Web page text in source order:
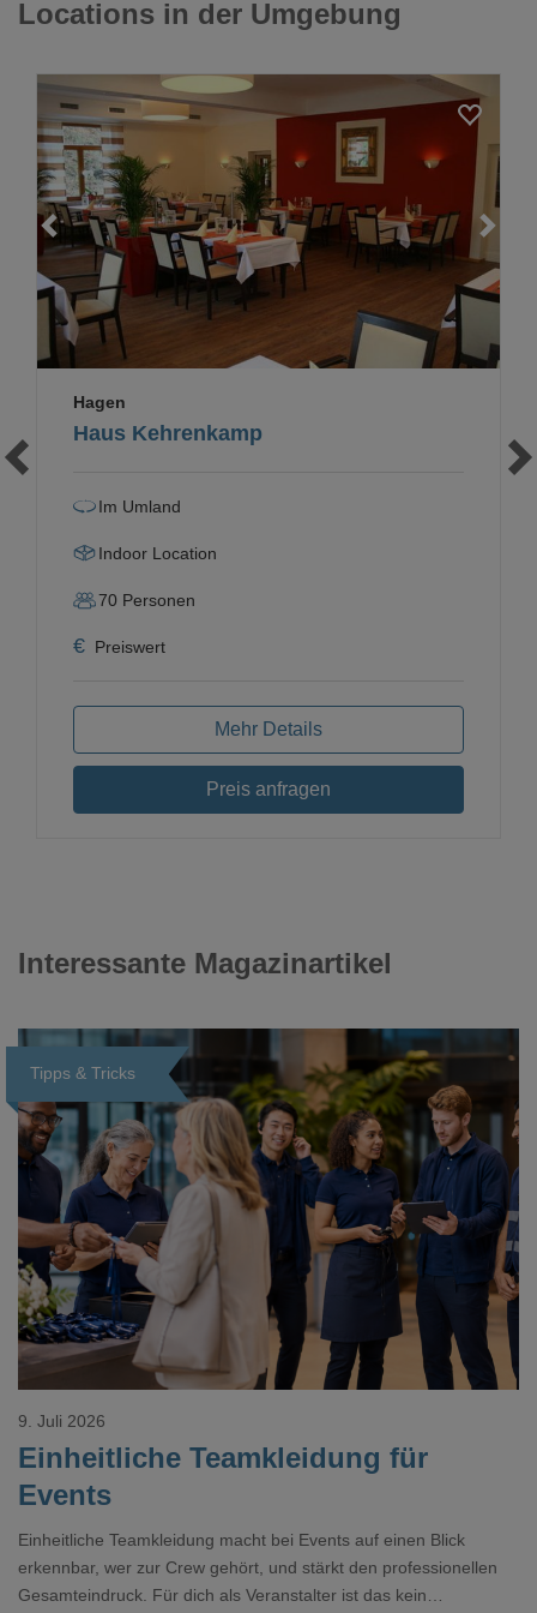
Locations in der Umgebung
Loading...
Haus Kehrenkamp
Hagen
Im Umland
Indoor Location
70 Personen
€ Preiswert
Mehr Details
Preis anfragen
Interessante Magazinartikel
Tipps & Tricks
Loading...
Einheitliche Teamkleidung für
Events
9. Juli 2026
Einheitliche Teamkleidung macht bei Events auf einen Blick
erkennbar, wer zur Crew gehört, und stärkt den professionellen
Gesamteindruck. Für dich als Veranstalter ist das kein